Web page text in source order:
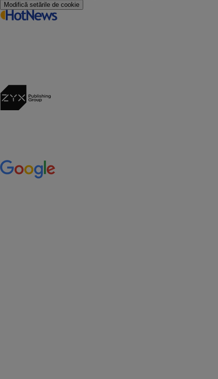
Modifică setările de cookie